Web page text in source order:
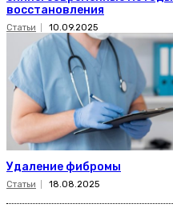
восстановления
Статьи 10.09.2025
Удаление фибромы
Статьи 18.08.2025